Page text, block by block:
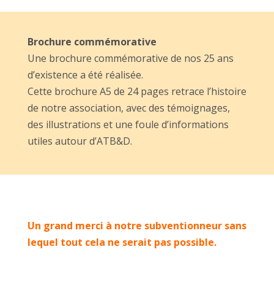
Brochure commémorative
Une brochure commémorative de nos 25 ans
d’existence a été réalisée.
Cette brochure A5 de 24 pages retrace l’histoire
de notre association, avec des témoignages,
des illustrations et une foule d’informations
utiles autour d’ATB&D.
Un grand merci à notre subventionneur sans
lequel tout cela ne serait pas possible.